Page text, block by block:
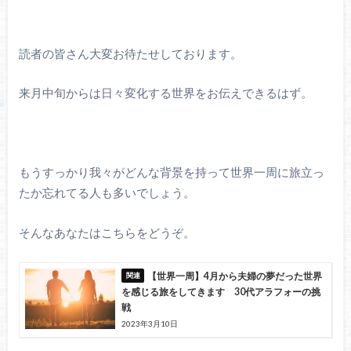
読者の皆さん大変お待たせしております。
来月中旬からは日々変化する世界をお伝えできるはず。
もうすっかり我々がどんな背景を持って世界一周に旅立っ
たか忘れてる人も多いでしょう。
そんなあなたはこちらをどうぞ。
【世界一周】4月から夫婦の夢だった世界
を感じる旅をしてきます 30代アラフォーの挑
戦
2023年3月10日